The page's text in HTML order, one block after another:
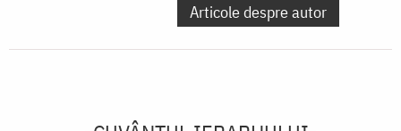
Articole despre autor